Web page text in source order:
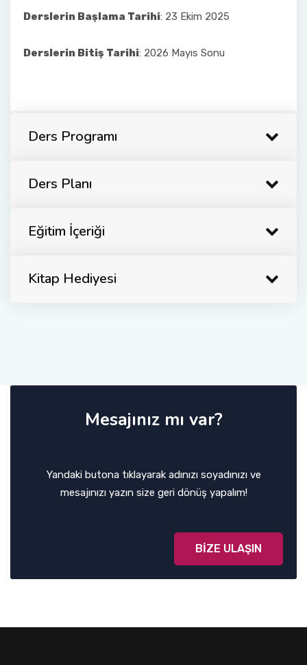
Derslerin Başlama Tarihi: 23 Ekim 2025
Derslerin Bitiş Tarihi: 2026 Mayıs Sonu
Ders Programı
Ders Planı
Eğitim İçeriği
Kitap Hediyesi
Mesajınız mı var?
Yandaki butona tıklayarak adınızı soyadınızı ve
mesajınızı yazın size geri dönüş yapalım!
BİZE ULAŞIN